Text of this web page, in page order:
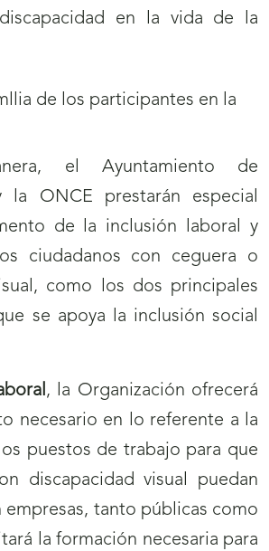
en la vida de la
el Ayuntamiento de
la ONCE prestarán especial
de la inclusión laboral y
ciudadanos con ceguera o
como los dos principales
se apoya la inclusión social
, la Organización ofrecerá
necesario en lo referente a la
puestos de trabajo para que
discapacidad visual puedan
empresas, tanto públicas como
la formación necesaria para